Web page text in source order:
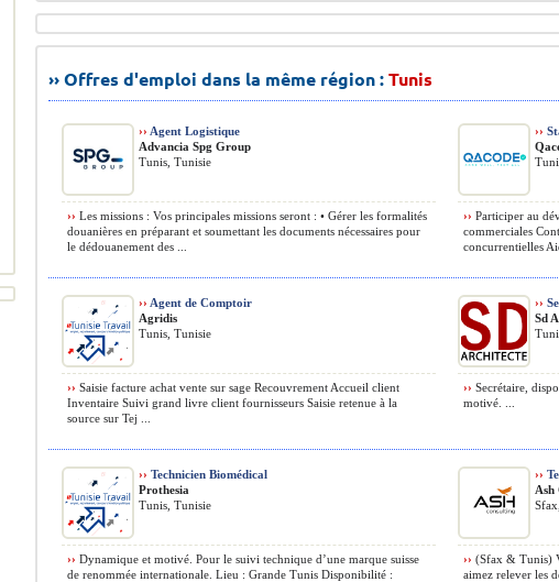
›› Offres d'emploi dans la même région :Tunis
›› Agent Logistique
Advancia Spg Group
Tunis, Tunisie
›› Les missions : Vos principales missions seront : • Gérer les formalités
douanières en préparant et soumettant les documents nécessaires pour
le dédouanement des ...
››
›› Participer au
commerciales
concurrentielles
›› Agent de Comptoir
Agridis
Tunis, Tunisie
›› Saisie facture achat vente sur sage Recouvrement Accueil client
Inventaire Suivi grand livre client fournisseurs Saisie retenue à la
source sur Tej ...
››
Sd
›› Secrétaire,
motivé. ...
›› Technicien Biomédical
Prothesia
Tunis, Tunisie
›› Dynamique et motivé. Pour le suivi technique d’une marque suisse
de renommée internationale. Lieu : Grande Tunis Disponibilité :
››
Ash
›› (Sfax & Tunis)
aimez relever les